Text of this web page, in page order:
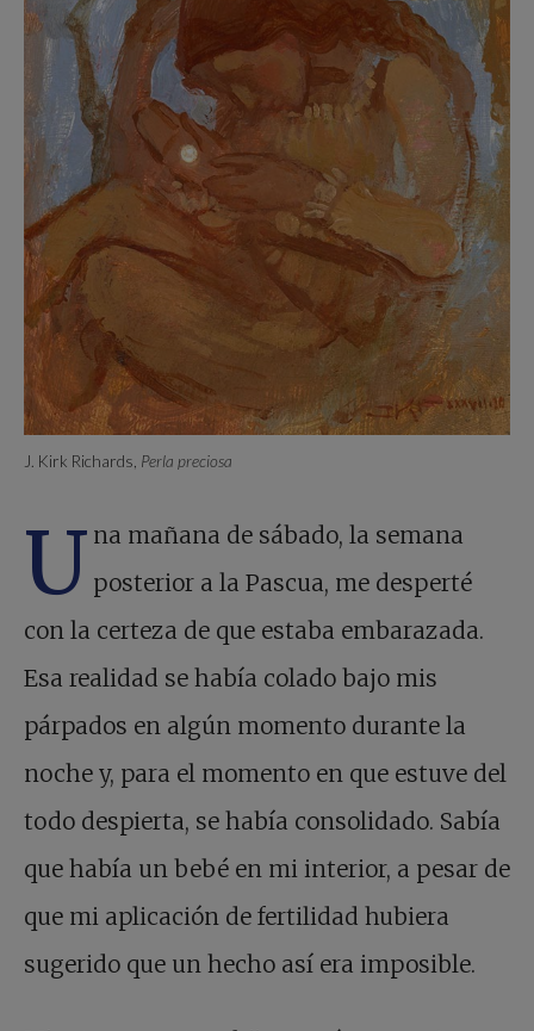
J. Kirk Richards, Perla preciosa
U na mañana de sábado, la semana
posterior a la Pascua, me desperté
con la certeza de que estaba embarazada.
Esa realidad se había colado bajo mis
párpados en algún momento durante la
noche y, para el momento en que estuve del
todo despierta, se había consolidado. Sabía
que había un bebé en mi interior, a pesar de
que mi aplicación de fertilidad hubiera
sugerido que un hecho así era imposible.